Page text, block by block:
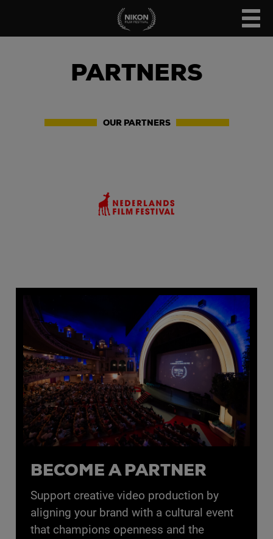
PARTNERS
OUR PARTNERS
BECOME A PARTNER
Support creative video production by
aligning your brand with a cultural event
that champions openness and the